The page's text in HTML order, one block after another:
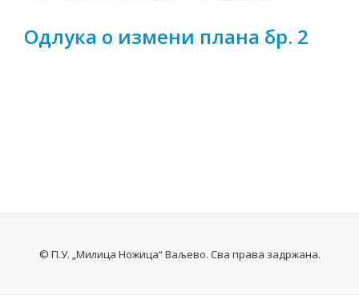
Одлука о измени плана бр. 2
© П.У. „Милица Ножица“ Ваљево. Сва права задржана.